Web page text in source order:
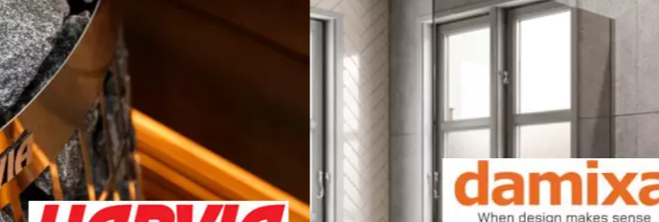
Skriv din recension här
Genom att skicka din recension, samtycker du till att ge oss tillstånd att publicera den på denna
webbplats samt på andra webbplatser och media. lakkapaa.se förbehåller sig rätten att inte
publicera recensionen. Genom att skicka samtycker du till dessa villkor.